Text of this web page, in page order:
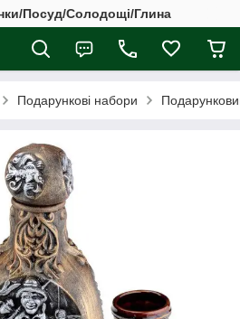
Посуд/Солодощі/Глина
Подарункові набори